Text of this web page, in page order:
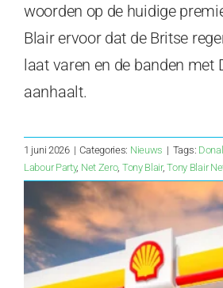
woorden op de huidige
Blair ervoor dat de Britse
laat varen en de banden met
aanhaalt.
1 juni 2026 | Categories: Nieuws | Tags:
Labour Party, Net Zero, Tony Blair,Tony Blair